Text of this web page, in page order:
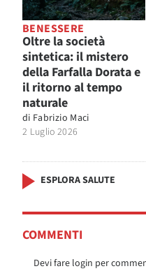
BENESSERE
Oltre la società
sintetica: il mistero
della Farfalla Dorata e
il ritorno al tempo
naturale
di Fabrizio Maci
2 Luglio 2026
ESPLORA SALUTE
COMMENTI
Devi fare login per